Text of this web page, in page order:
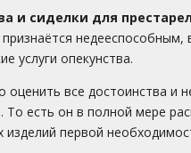
и сиделки для
услуги опекунства.
все достоинства и
То есть он в полной мере
первой